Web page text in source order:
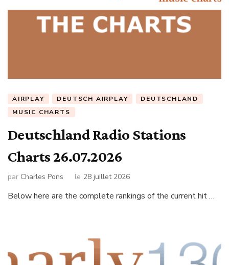
AIRPLAY DEUTSCH AIRPLAY
DEUTSCHLAND
MUSIC CHARTS
Deutschland Radio Stations
Charts 26.07.2026
par Charles Pons le 28 juillet 2026
Below here are the complete rankings of the current hit …